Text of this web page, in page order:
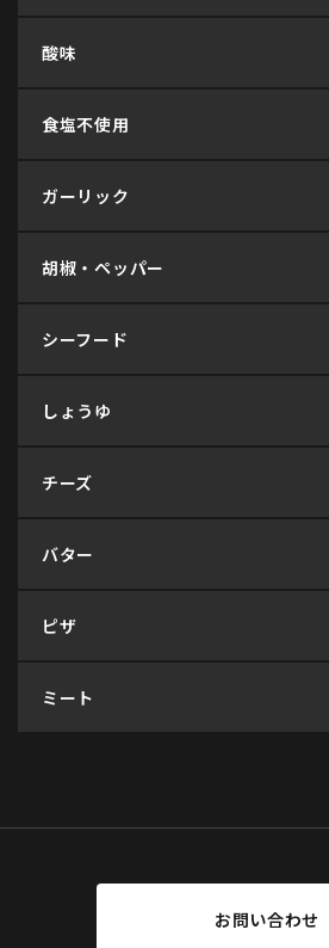
酸味
食塩不使用
ガーリック
胡椒・ペッパー
シーフード
しょうゆ
チーズ
バター
ピザ
ミート
お問い合わせ